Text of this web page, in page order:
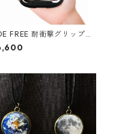
耐衝撃グリップケ
iPhone対応